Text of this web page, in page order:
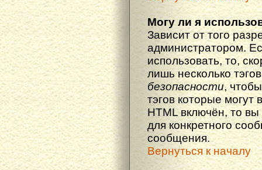
Могу ли я
Зависит от того
администратором.
использовать, то,
лишь несколько
безопасности,
тэгов которые
HTML включён, то
для конкретного
сообщения.
Вернуться к началу